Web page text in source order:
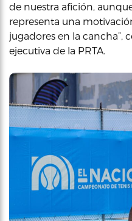
de nuestra afición,
representa una
jugadores en la cancha”,
ejecutiva de la PRTA.